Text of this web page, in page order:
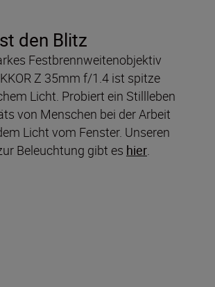
den Blitz
Festbrennweitenobjektiv
Z 35mm f/1.4 ist spitze
Licht. Probiert ein Stillleben
von Menschen bei der Arbeit
Licht vom Fenster. Unseren
Beleuchtung gibt es hier.